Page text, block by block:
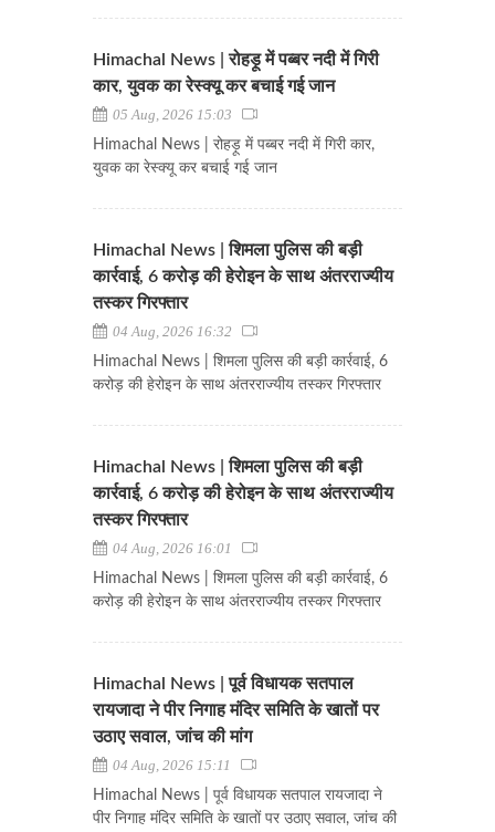
Himachal News | रोहड़ू में पब्बर नदी में गिरी
कार, युवक का रेस्क्यू कर बचाई गई जान
05 Aug, 2026 15:03
Himachal News | रोहड़ू में पब्बर नदी में गिरी कार,
युवक का रेस्क्यू कर बचाई गई जान
Himachal News | शिमला पुलिस की बड़ी
कार्रवाई, 6 करोड़ की हेरोइन के साथ अंतरराज्यीय
तस्कर गिरफ्तार
04 Aug, 2026 16:32
Himachal News | शिमला पुलिस की बड़ी कार्रवाई, 6
करोड़ की हेरोइन के साथ अंतरराज्यीय तस्कर गिरफ्तार
Himachal News | शिमला पुलिस की बड़ी
कार्रवाई, 6 करोड़ की हेरोइन के साथ अंतरराज्यीय
तस्कर गिरफ्तार
04 Aug, 2026 16:01
Himachal News | शिमला पुलिस की बड़ी कार्रवाई, 6
करोड़ की हेरोइन के साथ अंतरराज्यीय तस्कर गिरफ्तार
Himachal News | पूर्व विधायक सतपाल
रायजादा ने पीर निगाह मंदिर समिति के खातों पर
उठाए सवाल, जांच की मांग
04 Aug, 2026 15:11
Himachal News | पूर्व विधायक सतपाल रायजादा ने
पीर निगाह मंदिर समिति के खातों पर उठाए सवाल, जांच की